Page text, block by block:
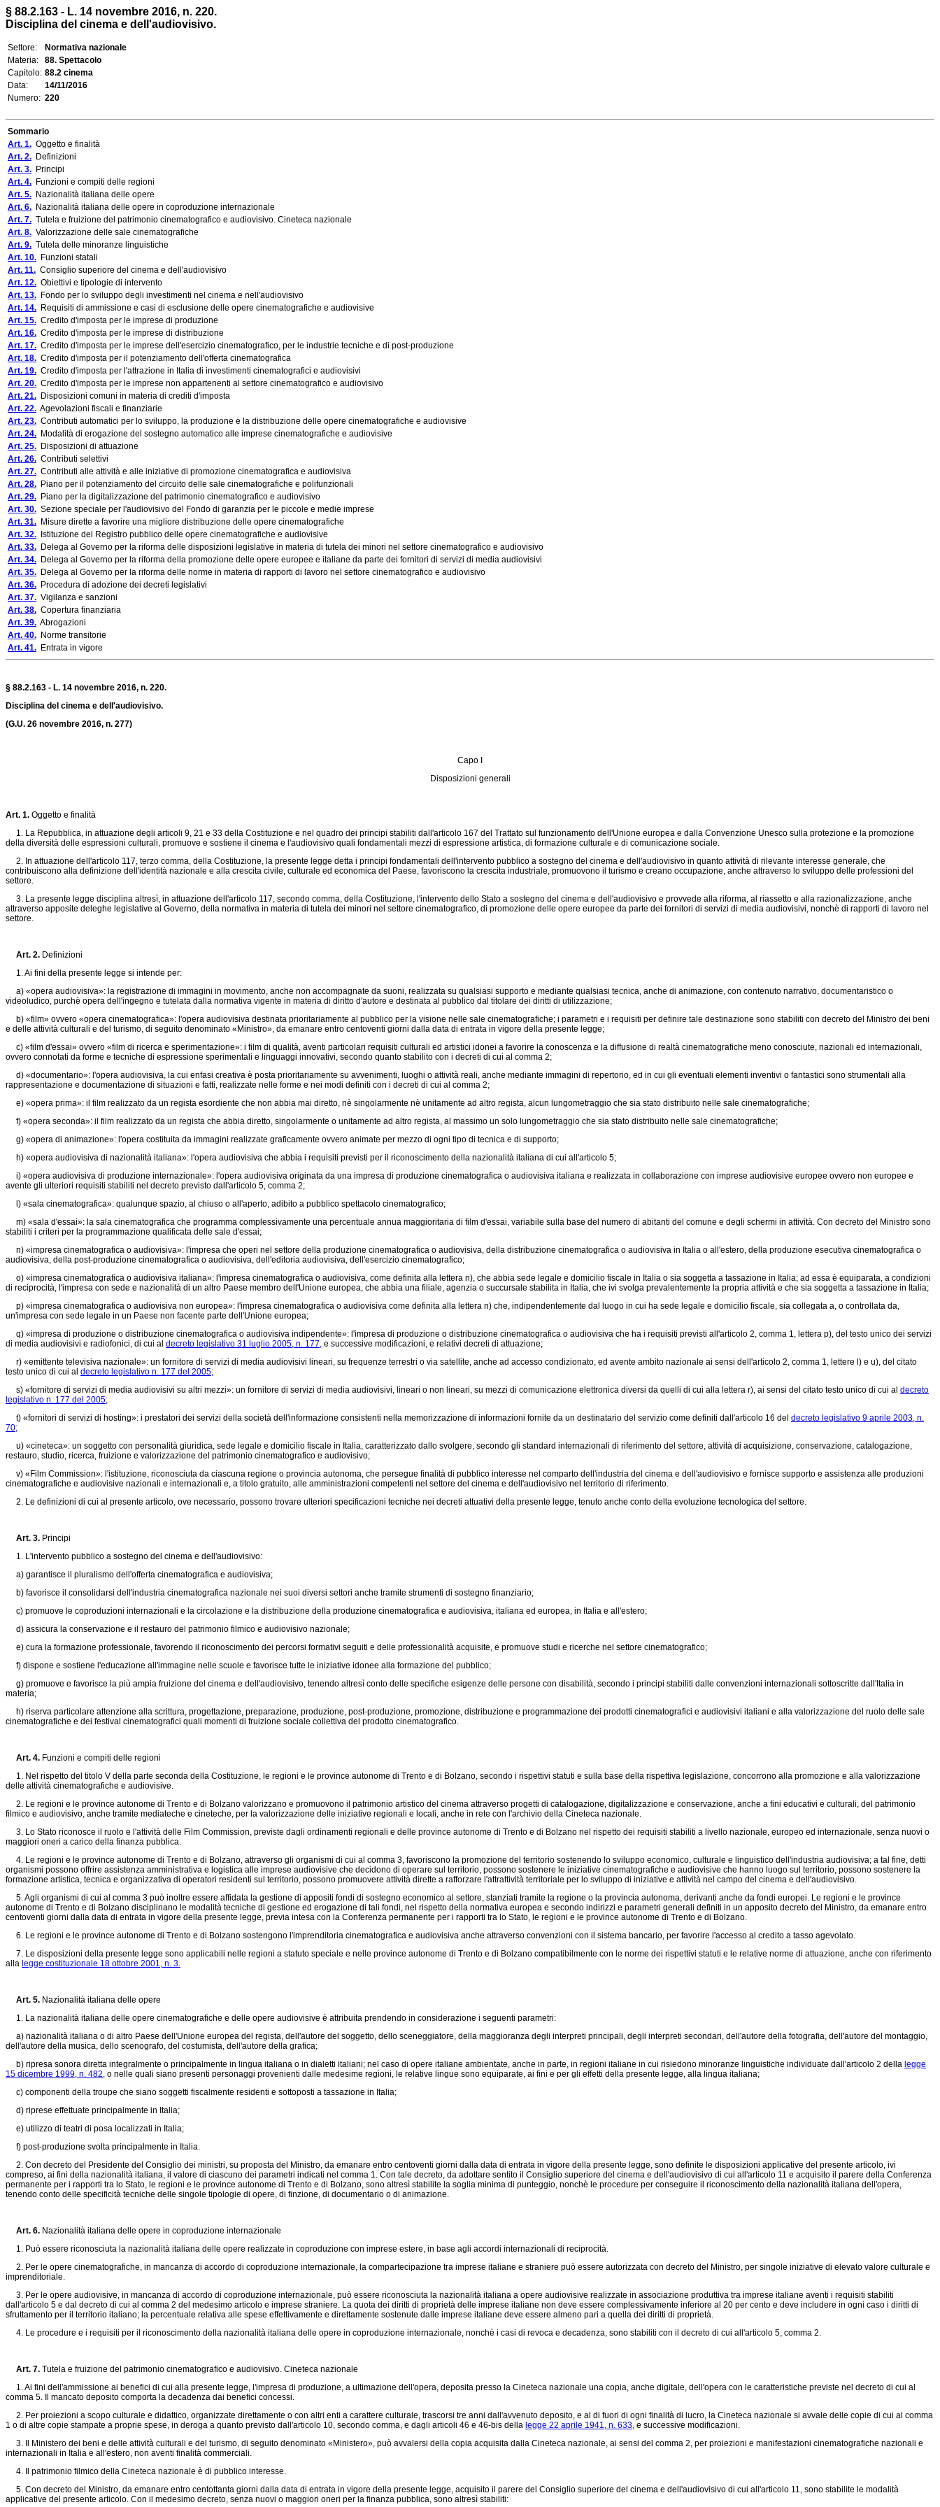
§ 88.2.163 - L. 14 novembre 2016, n. 220.
Disciplina del cinema e dell'audiovisivo.
Settore:
Normativa nazionale
Materia:
88. Spettacolo
Capitolo: 88.2 cinema
Data:
14/11/2016
Numero: 220
Sommario
Art. 1. Oggetto e finalità
Art. 2. Definizioni
Art. 3. Principi
Art. 4. Funzioni e compiti delle regioni
Art. 5. Nazionalità italiana delle opere
Art. 6. Nazionalità italiana delle opere in coproduzione internazionale
Art. 7. Tutela e fruizione del patrimonio cinematografico e audiovisivo. Cineteca nazionale
Art. 8. Valorizzazione delle sale cinematografiche
Art. 9. Tutela delle minoranze linguistiche
Art. 10. Funzioni statali
Art. 11. Consiglio superiore del cinema e dell'audiovisivo
Art. 12. Obiettivi e tipologie di intervento
Art. 13. Fondo per lo sviluppo degli investimenti nel cinema e nell'audiovisivo
Art. 14. Requisiti di ammissione e casi di esclusione delle opere cinematografiche e audiovisive
Art. 15. Credito d'imposta per le imprese di produzione
Art. 16. Credito d'imposta per le imprese di distribuzione
Art. 17. Credito d'imposta per le imprese dell'esercizio cinematografico, per le industrie tecniche e di post-produzione
Art. 18. Credito d'imposta per il potenziamento dell'offerta cinematografica
Art. 19. Credito d'imposta per l'attrazione in Italia di investimenti cinematografici e audiovisivi
Art. 20. Credito d'imposta per le imprese non appartenenti al settore cinematografico e audiovisivo
Art. 21. Disposizioni comuni in materia di crediti d'imposta
Art. 22. Agevolazioni fiscali e finanziarie
Art. 23. Contributi automatici per lo sviluppo, la produzione e la distribuzione delle opere cinematografiche e audiovisive
Art. 24. Modalità di erogazione del sostegno automatico alle imprese cinematografiche e audiovisive
Art. 25. Disposizioni di attuazione
Art. 26. Contributi selettivi
Art. 27. Contributi alle attività e alle iniziative di promozione cinematografica e audiovisiva
Art. 28. Piano per il potenziamento del circuito delle sale cinematografiche e polifunzionali
Art. 29. Piano per la digitalizzazione del patrimonio cinematografico e audiovisivo
Art. 30. Sezione speciale per l'audiovisivo del Fondo di garanzia per le piccole e medie imprese
Art. 31. Misure dirette a favorire una migliore distribuzione delle opere cinematografiche
Art. 32. Istituzione del Registro pubblico delle opere cinematografiche e audiovisive
Art. 33. Delega al Governo per la riforma delle disposizioni legislative in materia di tutela dei minori nel settore cinematografico e audiovisivo
Art. 34. Delega al Governo per la riforma della promozione delle opere europee e italiane da parte dei fornitori di servizi di media audiovisivi
Art. 35. Delega al Governo per la riforma delle norme in materia di rapporti di lavoro nel settore cinematografico e audiovisivo
Art. 36. Procedura di adozione dei decreti legislativi
Art. 37. Vigilanza e sanzioni
Art. 38. Copertura finanziaria
Art. 39. Abrogazioni
Art. 40. Norme transitorie
Art. 41. Entrata in vigore
§ 88.2.163 - L. 14 novembre 2016, n. 220.
Disciplina del cinema e dell'audiovisivo.
(G.U. 26 novembre 2016, n. 277)
Capo I
Disposizioni generali
Art. 1. Oggetto e finalità
1. La Repubblica, in attuazione degli articoli 9, 21 e 33 della Costituzione e nel quadro dei principi stabiliti dall'articolo 167 del Trattato sul funzionamento dell'Unione europea e dalla Convenzione Unesco sulla protezione e la promozione
della diversità delle espressioni culturali, promuove e sostiene il cinema e l'audiovisivo quali fondamentali mezzi di espressione artistica, di formazione culturale e di comunicazione sociale.
2. In attuazione dell'articolo 117, terzo comma, della Costituzione, la presente legge detta i principi fondamentali dell'intervento pubblico a sostegno del cinema e dell'audiovisivo in quanto attività di rilevante interesse generale, che
contribuiscono alla definizione dell'identità nazionale e alla crescita civile, culturale ed economica del Paese, favoriscono la crescita industriale, promuovono il turismo e creano occupazione, anche attraverso lo sviluppo delle professioni del
settore.
3. La presente legge disciplina altresì, in attuazione dell'articolo 117, secondo comma, della Costituzione, l'intervento dello Stato a sostegno del cinema e dell'audiovisivo e provvede alla riforma, al riassetto e alla razionalizzazione, anche
attraverso apposite deleghe legislative al Governo, della normativa in materia di tutela dei minori nel settore cinematografico, di promozione delle opere europee da parte dei fornitori di servizi di media audiovisivi, nonchè di rapporti di lavoro nel
settore.
Art. 2. Definizioni
1. Ai fini della presente legge si intende per:
a) «opera audiovisiva»: la registrazione di immagini in movimento, anche non accompagnate da suoni, realizzata su qualsiasi supporto e mediante qualsiasi tecnica, anche di animazione, con contenuto narrativo, documentaristico o
videoludico, purchè opera dell'ingegno e tutelata dalla normativa vigente in materia di diritto d'autore e destinata al pubblico dal titolare dei diritti di utilizzazione;
b) «film» ovvero «opera cinematografica»: l'opera audiovisiva destinata prioritariamente al pubblico per la visione nelle sale cinematografiche; i parametri e i requisiti per definire tale destinazione sono stabiliti con decreto del Ministro dei beni
e delle attività culturali e del turismo, di seguito denominato «Ministro», da emanare entro centoventi giorni dalla data di entrata in vigore della presente legge;
c) «film d'essai» ovvero «film di ricerca e sperimentazione»: i film di qualità, aventi particolari requisiti culturali ed artistici idonei a favorire la conoscenza e la diffusione di realtà cinematografiche meno conosciute, nazionali ed internazionali,
ovvero connotati da forme e tecniche di espressione sperimentali e linguaggi innovativi, secondo quanto stabilito con i decreti di cui al comma 2;
d) «documentario»: l'opera audiovisiva, la cui enfasi creativa è posta prioritariamente su avvenimenti, luoghi o attività reali, anche mediante immagini di repertorio, ed in cui gli eventuali elementi inventivi o fantastici sono strumentali alla
rappresentazione e documentazione di situazioni e fatti, realizzate nelle forme e nei modi definiti con i decreti di cui al comma 2;
e) «opera prima»: il film realizzato da un regista esordiente che non abbia mai diretto, nè singolarmente nè unitamente ad altro regista, alcun lungometraggio che sia stato distribuito nelle sale cinematografiche;
f) «opera seconda»: il film realizzato da un regista che abbia diretto, singolarmente o unitamente ad altro regista, al massimo un solo lungometraggio che sia stato distribuito nelle sale cinematografiche;
g) «opera di animazione»: l'opera costituita da immagini realizzate graficamente ovvero animate per mezzo di ogni tipo di tecnica e di supporto;
h) «opera audiovisiva di nazionalità italiana»: l'opera audiovisiva che abbia i requisiti previsti per il riconoscimento della nazionalità italiana di cui all'articolo 5;
i) «opera audiovisiva di produzione internazionale»: l'opera audiovisiva originata da una impresa di produzione cinematografica o audiovisiva italiana e realizzata in collaborazione con imprese audiovisive europee ovvero non europee e
avente gli ulteriori requisiti stabiliti nel decreto previsto dall'articolo 5, comma 2;
l) «sala cinematografica»: qualunque spazio, al chiuso o all'aperto, adibito a pubblico spettacolo cinematografico;
m) «sala d'essai»: la sala cinematografica che programma complessivamente una percentuale annua maggioritaria di film d'essai, variabile sulla base del numero di abitanti del comune e degli schermi in attività. Con decreto del Ministro sono
stabiliti i criteri per la programmazione qualificata delle sale d'essai;
n) «impresa cinematografica o audiovisiva»: l'impresa che operi nel settore della produzione cinematografica o audiovisiva, della distribuzione cinematografica o audiovisiva in Italia o all'estero, della produzione esecutiva cinematografica o
audiovisiva, della post-produzione cinematografica o audiovisiva, dell'editoria audiovisiva, dell'esercizio cinematografico;
o) «impresa cinematografica o audiovisiva italiana»: l'impresa cinematografica o audiovisiva, come definita alla lettera n), che abbia sede legale e domicilio fiscale in Italia o sia soggetta a tassazione in Italia; ad essa è equiparata, a condizioni
di reciprocità, l'impresa con sede e nazionalità di un altro Paese membro dell'Unione europea, che abbia una filiale, agenzia o succursale stabilita in Italia, che ivi svolga prevalentemente la propria attività e che sia soggetta a tassazione in Italia;
p) «impresa cinematografica o audiovisiva non europea»: l'impresa cinematografica o audiovisiva come definita alla lettera n) che, indipendentemente dal luogo in cui ha sede legale e domicilio fiscale, sia collegata a, o controllata da,
un'impresa con sede legale in un Paese non facente parte dell'Unione europea;
q) «impresa di produzione o distribuzione cinematografica o audiovisiva indipendente»: l'impresa di produzione o distribuzione cinematografica o audiovisiva che ha i requisiti previsti all'articolo 2, comma 1, lettera p), del testo unico dei servizi
di media audiovisivi e radiofonici, di cui al decreto legislativo 31 luglio 2005, n. 177, e successive modificazioni, e relativi decreti di attuazione;
r) «emittente televisiva nazionale»: un fornitore di servizi di media audiovisivi lineari, su frequenze terrestri o via satellite, anche ad accesso condizionato, ed avente ambito nazionale ai sensi dell'articolo 2, comma 1, lettere l) e u), del citato
testo unico di cui al decreto legislativo n. 177 del 2005;
s) «fornitore di servizi di media audiovisivi su altri mezzi»: un fornitore di servizi di media audiovisivi, lineari o non lineari, su mezzi di comunicazione elettronica diversi da quelli di cui alla lettera r), ai sensi del citato testo unico di cui al decreto
legislativo n. 177 del 2005;
t) «fornitori di servizi di hosting»: i prestatori dei servizi della società dell'informazione consistenti nella memorizzazione di informazioni fornite da un destinatario del servizio come definiti dall'articolo 16 del decreto legislativo 9 aprile 2003, n.
70;
u) «cineteca»: un soggetto con personalità giuridica, sede legale e domicilio fiscale in Italia, caratterizzato dallo svolgere, secondo gli standard internazionali di riferimento del settore, attività di acquisizione, conservazione, catalogazione,
restauro, studio, ricerca, fruizione e valorizzazione del patrimonio cinematografico e audiovisivo;
v) «Film Commission»: l'istituzione, riconosciuta da ciascuna regione o provincia autonoma, che persegue finalità di pubblico interesse nel comparto dell'industria del cinema e dell'audiovisivo e fornisce supporto e assistenza alle produzioni
cinematografiche e audiovisive nazionali e internazionali e, a titolo gratuito, alle amministrazioni competenti nel settore del cinema e dell'audiovisivo nel territorio di riferimento.
2. Le definizioni di cui al presente articolo, ove necessario, possono trovare ulteriori specificazioni tecniche nei decreti attuativi della presente legge, tenuto anche conto della evoluzione tecnologica del settore.
Art. 3. Principi
1. L'intervento pubblico a sostegno del cinema e dell'audiovisivo:
a) garantisce il pluralismo dell'offerta cinematografica e audiovisiva;
b) favorisce il consolidarsi dell'industria cinematografica nazionale nei suoi diversi settori anche tramite strumenti di sostegno finanziario;
c) promuove le coproduzioni internazionali e la circolazione e la distribuzione della produzione cinematografica e audiovisiva, italiana ed europea, in Italia e all'estero;
d) assicura la conservazione e il restauro del patrimonio filmico e audiovisivo nazionale;
e) cura la formazione professionale, favorendo il riconoscimento dei percorsi formativi seguiti e delle professionalità acquisite, e promuove studi e ricerche nel settore cinematografico;
f) dispone e sostiene l'educazione all'immagine nelle scuole e favorisce tutte le iniziative idonee alla formazione del pubblico;
g) promuove e favorisce la più ampia fruizione del cinema e dell'audiovisivo, tenendo altresì conto delle specifiche esigenze delle persone con disabilità, secondo i principi stabiliti dalle convenzioni internazionali sottoscritte dall'Italia in
materia;
h) riserva particolare attenzione alla scrittura, progettazione, preparazione, produzione, post-produzione, promozione, distribuzione e programmazione dei prodotti cinematografici e audiovisivi italiani e alla valorizzazione del ruolo delle sale
cinematografiche e dei festival cinematografici quali momenti di fruizione sociale collettiva del prodotto cinematografico.
Art. 4. Funzioni e compiti delle regioni
1. Nel rispetto del titolo V della parte seconda della Costituzione, le regioni e le province autonome di Trento e di Bolzano, secondo i rispettivi statuti e sulla base della rispettiva legislazione, concorrono alla promozione e alla valorizzazione
delle attività cinematografiche e audiovisive.
2. Le regioni e le province autonome di Trento e di Bolzano valorizzano e promuovono il patrimonio artistico del cinema attraverso progetti di catalogazione, digitalizzazione e conservazione, anche a fini educativi e culturali, del patrimonio
filmico e audiovisivo, anche tramite mediateche e cineteche, per la valorizzazione delle iniziative regionali e locali, anche in rete con l'archivio della Cineteca nazionale.
3. Lo Stato riconosce il ruolo e l'attività delle Film Commission, previste dagli ordinamenti regionali e delle province autonome di Trento e di Bolzano nel rispetto dei requisiti stabiliti a livello nazionale, europeo ed internazionale, senza nuovi o
maggiori oneri a carico della finanza pubblica.
4. Le regioni e le province autonome di Trento e di Bolzano, attraverso gli organismi di cui al comma 3, favoriscono la promozione del territorio sostenendo lo sviluppo economico, culturale e linguistico dell'industria audiovisiva; a tal fine, detti
organismi possono offrire assistenza amministrativa e logistica alle imprese audiovisive che decidono di operare sul territorio, possono sostenere le iniziative cinematografiche e audiovisive che hanno luogo sul territorio, possono sostenere la
formazione artistica, tecnica e organizzativa di operatori residenti sul territorio, possono promuovere attività dirette a rafforzare l'attrattività territoriale per lo sviluppo di iniziative e attività nel campo del cinema e dell'audiovisivo.
5. Agli organismi di cui al comma 3 può inoltre essere affidata la gestione di appositi fondi di sostegno economico al settore, stanziati tramite la regione o la provincia autonoma, derivanti anche da fondi europei. Le regioni e le province
autonome di Trento e di Bolzano disciplinano le modalità tecniche di gestione ed erogazione di tali fondi, nel rispetto della normativa europea e secondo indirizzi e parametri generali definiti in un apposito decreto del Ministro, da emanare entro
centoventi giorni dalla data di entrata in vigore della presente legge, previa intesa con la Conferenza permanente per i rapporti tra lo Stato, le regioni e le province autonome di Trento e di Bolzano.
6. Le regioni e le province autonome di Trento e di Bolzano sostengono l'imprenditoria cinematografica e audiovisiva anche attraverso convenzioni con il sistema bancario, per favorire l'accesso al credito a tasso agevolato.
7. Le disposizioni della presente legge sono applicabili nelle regioni a statuto speciale e nelle province autonome di Trento e di Bolzano compatibilmente con le norme dei rispettivi statuti e le relative norme di attuazione, anche con riferimento
alla legge costituzionale 18 ottobre 2001, n. 3.
Art. 5. Nazionalità italiana delle opere
1. La nazionalità italiana delle opere cinematografiche e delle opere audiovisive è attribuita prendendo in considerazione i seguenti parametri:
a) nazionalità italiana o di altro Paese dell'Unione europea del regista, dell'autore del soggetto, dello sceneggiatore, della maggioranza degli interpreti principali, degli interpreti secondari, dell'autore della fotografia, dell'autore del montaggio,
dell'autore della musica, dello scenografo, del costumista, dell'autore della grafica;
b) ripresa sonora diretta integralmente o principalmente in lingua italiana o in dialetti italiani; nel caso di opere italiane ambientate, anche in parte, in regioni italiane in cui risiedono minoranze linguistiche individuate dall'articolo 2 della legge
15 dicembre 1999, n. 482, o nelle quali siano presenti personaggi provenienti dalle medesime regioni, le relative lingue sono equiparate, ai fini e per gli effetti della presente legge, alla lingua italiana;
c) componenti della troupe che siano soggetti fiscalmente residenti e sottoposti a tassazione in Italia;
d) riprese effettuate principalmente in Italia;
e) utilizzo di teatri di posa localizzati in Italia;
f) post-produzione svolta principalmente in Italia.
2. Con decreto del Presidente del Consiglio dei ministri, su proposta del Ministro, da emanare entro centoventi giorni dalla data di entrata in vigore della presente legge, sono definite le disposizioni applicative del presente articolo, ivi
compreso, ai fini della nazionalità italiana, il valore di ciascuno dei parametri indicati nel comma 1. Con tale decreto, da adottare sentito il Consiglio superiore del cinema e dell'audiovisivo di cui all'articolo 11 e acquisito il parere della Conferenza
permanente per i rapporti tra lo Stato, le regioni e le province autonome di Trento e di Bolzano, sono altresì stabilite la soglia minima di punteggio, nonchè le procedure per conseguire il riconoscimento della nazionalità italiana dell'opera,
tenendo conto delle specificità tecniche delle singole tipologie di opere, di finzione, di documentario o di animazione.
Art. 6. Nazionalità italiana delle opere in coproduzione internazionale
1. Può essere riconosciuta la nazionalità italiana delle opere realizzate in coproduzione con imprese estere, in base agli accordi internazionali di reciprocità.
2. Per le opere cinematografiche, in mancanza di accordo di coproduzione internazionale, la compartecipazione tra imprese italiane e straniere può essere autorizzata con decreto del Ministro, per singole iniziative di elevato valore culturale e
imprenditoriale.
3. Per le opere audiovisive, in mancanza di accordo di coproduzione internazionale, può essere riconosciuta la nazionalità italiana a opere audiovisive realizzate in associazione produttiva tra imprese italiane aventi i requisiti stabiliti
dall'articolo 5 e dal decreto di cui al comma 2 del medesimo articolo e imprese straniere. La quota dei diritti di proprietà delle imprese italiane non deve essere complessivamente inferiore al 20 per cento e deve includere in ogni caso i diritti di
sfruttamento per il territorio italiano; la percentuale relativa alle spese effettivamente e direttamente sostenute dalle imprese italiane deve essere almeno pari a quella dei diritti di proprietà.
4. Le procedure e i requisiti per il riconoscimento della nazionalità italiana delle opere in coproduzione internazionale, nonchè i casi di revoca e decadenza, sono stabiliti con il decreto di cui all'articolo 5, comma 2.
Art. 7. Tutela e fruizione del patrimonio cinematografico e audiovisivo. Cineteca nazionale
1. Ai fini dell'ammissione ai benefici di cui alla presente legge, l'impresa di produzione, a ultimazione dell'opera, deposita presso la Cineteca nazionale una copia, anche digitale, dell'opera con le caratteristiche previste nel decreto di cui al
comma 5. Il mancato deposito comporta la decadenza dai benefici concessi.
2. Per proiezioni a scopo culturale e didattico, organizzate direttamente o con altri enti a carattere culturale, trascorsi tre anni dall'avvenuto deposito, e al di fuori di ogni finalità di lucro, la Cineteca nazionale si avvale delle copie di cui al comma
1 o di altre copie stampate a proprie spese, in deroga a quanto previsto dall'articolo 10, secondo comma, e dagli articoli 46 e 46-bis della legge 22 aprile 1941, n. 633, e successive modificazioni.
3. Il Ministero dei beni e delle attività culturali e del turismo, di seguito denominato «Ministero», può avvalersi della copia acquisita dalla Cineteca nazionale, ai sensi del comma 2, per proiezioni e manifestazioni cinematografiche nazionali e
internazionali in Italia e all'estero, non aventi finalità commerciali.
4. Il patrimonio filmico della Cineteca nazionale è di pubblico interesse.
5. Con decreto del Ministro, da emanare entro centottanta giorni dalla data di entrata in vigore della presente legge, acquisito il parere del Consiglio superiore del cinema e dell'audiovisivo di cui all'articolo 11, sono stabilite le modalità
applicative del presente articolo. Con il medesimo decreto, senza nuovi o maggiori oneri per la finanza pubblica, sono altresì stabiliti: